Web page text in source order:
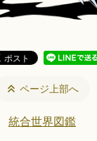
ページ上部へ
統合世界図鑑